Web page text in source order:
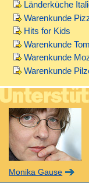
Länderküche
Warenkunde
Hits for Kids
Warenkunde
Warenkunde
Warenkunde
Monika Gause